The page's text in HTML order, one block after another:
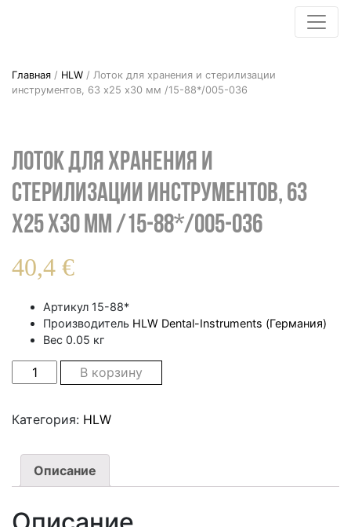
Главная / HLW / Лоток для хранения и стерилизации
инструментов, 63 х25 х30 мм /15-88*/005-036
Лоток для хранения и
стерилизации инструментов, 63
х25 х30 мм /15-88*/005-036
40,4 €
Артикул 15-88*
Производитель HLW Dental-Instruments (Германия)
Вес 0.05 кг
Лоток для хранения и стерилизации
В корзину
Категория: HLW
Описание